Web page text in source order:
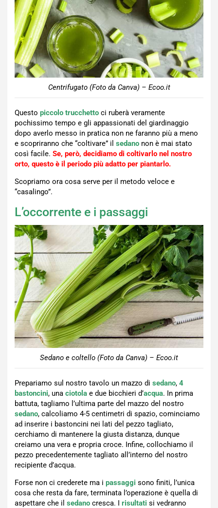
Centrifugato (Foto da Canva) – Ecoo.it
Questo piccolo trucchetto ci ruberà veramente
pochissimo tempo e gli appassionati del giardinaggio
dopo averlo messo in pratica non ne faranno più a meno
e scopriranno che “coltivare” il sedano non è mai stato
così facile. Se, però, decidiamo di coltivarlo nel nostro
orto, questo è il periodo più adatto per piantarlo.
Scopriamo ora cosa serve per il metodo veloce e
“casalingo”.
L’occorrente e i passaggi
Sedano e coltello (Foto da Canva) – Ecoo.it
Prepariamo sul nostro tavolo un mazzo di sedano, 4
bastoncini, una ciotola e due bicchieri d’acqua. In prima
battuta, tagliamo l’ultima parte del mazzo del nostro
sedano, calcoliamo 4-5 centimetri di spazio, cominciamo
ad inserire i bastoncini nei lati del pezzo tagliato,
cerchiamo di mantenere la giusta distanza, dunque
creiamo una vera e propria croce. Infine, collochiamo il
pezzo precedentemente tagliato all’interno del nostro
recipiente d’acqua.
Forse non ci crederete ma i passaggi sono finiti, l’unica
cosa che resta da fare, terminata l’operazione è quella di
aspettare che il sedano cresca. I risultati si vedranno